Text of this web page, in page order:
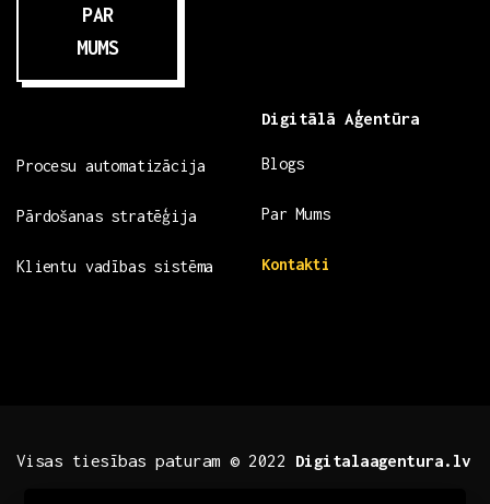
PAR
MUMS
Procesu automatizācija
Pārdošanas stratēģija
Klientu vadības sistēma
Digitālā Aģentūra
Blogs
Par Mums
Kontakti
Visas tiesības paturam © 2022 Digitalaagentura.lv